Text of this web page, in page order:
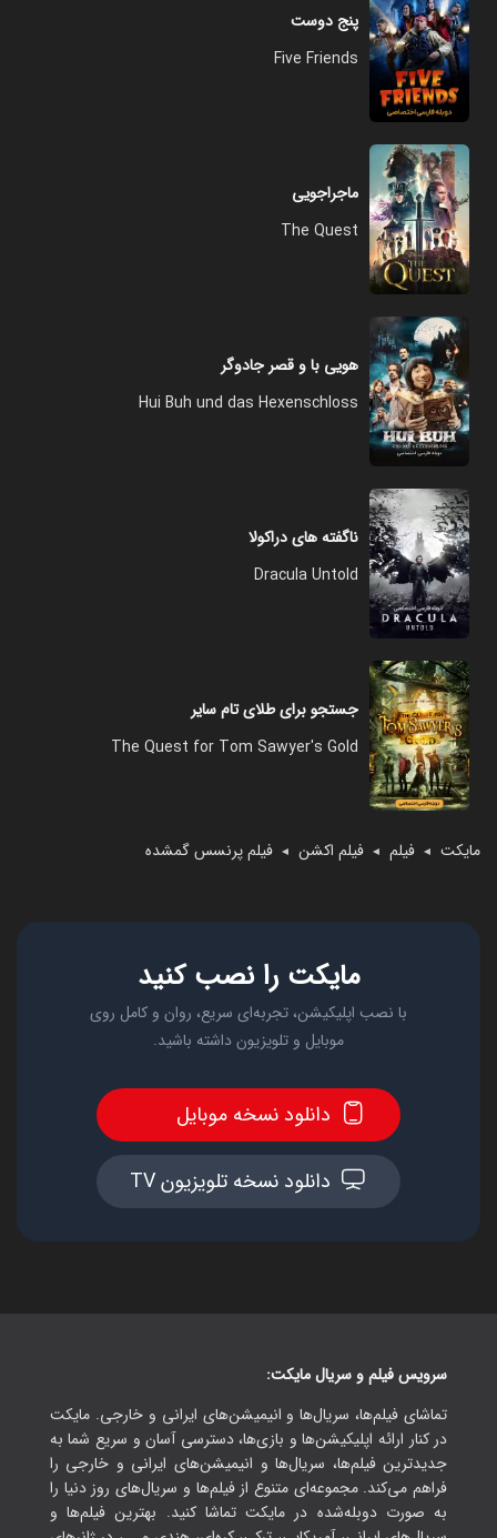
مایکت ◄ فیلم ◄ فیلم اکشن ◄ فیلم پرنسس گمشده
پنج دوست
Five Friends
ماجراجویی
The Quest
هویی با و قصر جادوگر
Hui Buh und das Hexenschloss
ناگفته های دراکولا
Dracula Untold
جستجو برای طلای تام سایر
The Quest for Tom Sawyer's Gold
مایکت را نصب کنید
با نصب اپلیکیشن، تجربه‌ای سریع، روان و کامل روی
موبایل و تلویزیون داشته باشید.
دانلود نسخه موبایل
دانلود نسخه تلویزیون TV
سرویس فیلم و سریال مایکت:
تماشای فیلم‌ها، سریال‌ها و انیمیشن‌های ایرانی و خارجی. مایکت
در کنار ارائه اپلیکیشن‌ها و بازی‌ها، دسترسی آسان و سریع شما به
جدیدترین فیلم‌ها، سریال‌ها و انیمیشن‌های ایرانی و خارجی را
فراهم می‌کند. مجموعه‌ای متنوع از فیلم‌ها و سریال‌های روز دنیا را
به صورت دوبله‌شده در مایکت تماشا کنید. بهترین فیلم‌ها و